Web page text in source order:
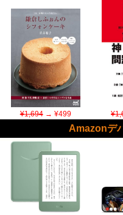
¥1,694→ ¥499
Amazonデ